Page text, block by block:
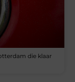
die klaar